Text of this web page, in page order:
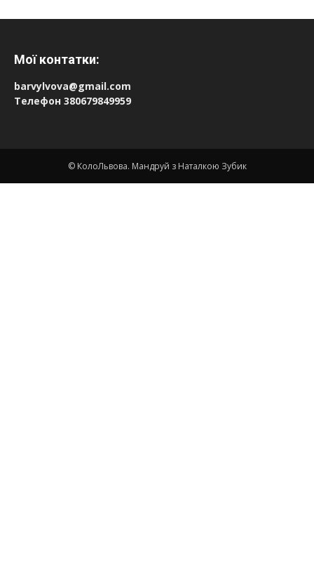
Мої контатки:
barvylvova@gmail.com
Телефон 380679849959
© КолоЛьвова. Мандруй з Наталкою Зубик